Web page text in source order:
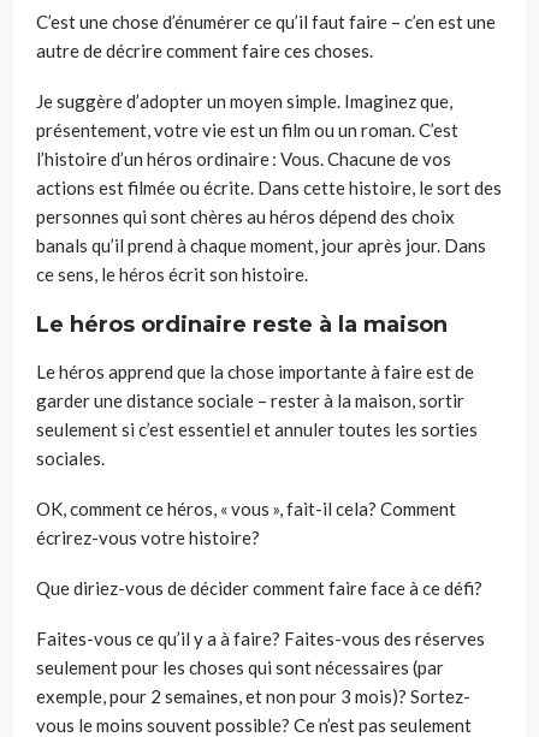
C’est une chose d’énumérer ce qu’il faut faire – c’en est une
autre de décrire comment faire ces choses.
Je suggèred’adopter un moyen simple. Imaginez que,
présentement,votre vie est un film ou un roman. C’est
l’histoire d’un héros ordinaire : Vous. Chacune de vos
actions est filmée ou écrite. Dans cette histoire, le sort des
personnes qui sont chères au héros dépend des choix
banals qu’il prend à chaque moment, jour après jour. Dans
ce sens, le héros écritson histoire.
Le héros ordinaire reste à la maison
Le héros apprend que la chose importante à faire est de
garder une distance sociale – rester à la maison, sortir
seulement si c’estessentiel et annuler toutes les sorties
sociales.
OK,comment ce héros, «vous »,fait-il cela? Comment
écrirez-vous votre histoire?
Que diriez-vous de décider comment faire face à ce défi?
Faites-vous ce qu’il y a à faire? Faites-vous des réserves
seulement pour les choses qui sont nécessaires (par
exemple, pour 2 semaines, et non pour 3 mois)? Sortez-
vous le moins souvent possible? Cen’est pas seulement